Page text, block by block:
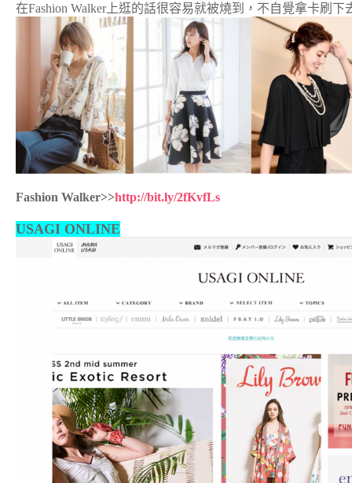
在Fashion Walker上逛的話很容易就被燒到，不自覺拿卡刷下
Fashion Walker>>http://bit.ly/2fKvfLs
USAGI ONLINE